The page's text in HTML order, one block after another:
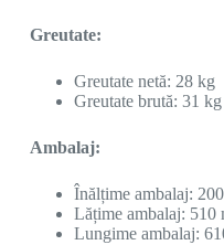
Greutate:
Greutate netă: 28 kg
Greutate brută: 31 kg
Ambalaj:
Înălțime ambalaj:
Lățime ambalaj: 510
Lungime ambalaj: